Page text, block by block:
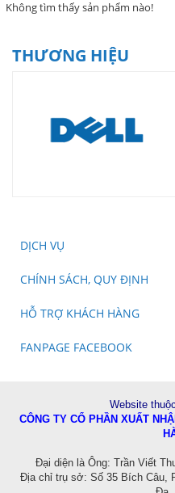
Không tìm thấy sản phẩm nào!
THƯƠNG HIỆU
DỊCH VỤ
CHÍNH SÁCH, QUY ĐỊNH
HỖ TRỢ KHÁCH HÀNG
FANPAGE FACEBOOK
Website
CÔNG TY CỔ PHẦN XUẤT
Đại diện là Ông: Trần Viết
Địa chỉ trụ sở: Số 35 Bích Câu,